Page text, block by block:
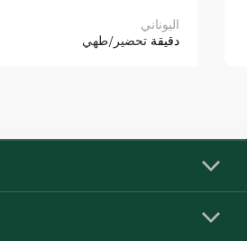
اليوناني
دقيقة تحضير/طهي